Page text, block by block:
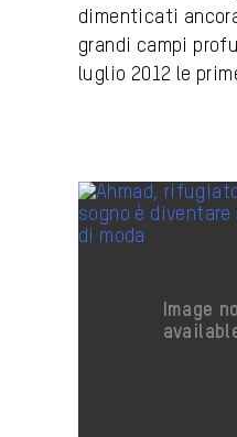
dimenticati
grandi campi
luglio 2012 le